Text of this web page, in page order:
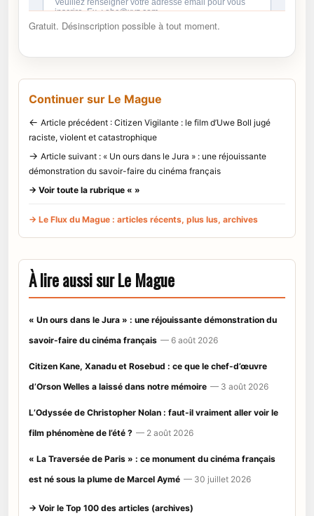
Gratuit. Désinscription possible à tout moment.
Continuer sur Le Mague
← Article précédent : Citizen Vigilante : le film d’Uwe Boll jugé
raciste, violent et catastrophique
→ Article suivant : « Un ours dans le Jura » : une réjouissante
démonstration du savoir-faire du cinéma français
→ Voir toute la rubrique « »
→ Le Flux du Mague : articles récents, plus lus, archives
À lire aussi sur Le Mague
« Un ours dans le Jura » : une réjouissante démonstration du
savoir-faire du cinéma français — 6 août 2026
Citizen Kane, Xanadu et Rosebud : ce que le chef-d’œuvre
d’Orson Welles a laissé dans notre mémoire — 3 août 2026
L’Odyssée de Christopher Nolan : faut-il vraiment aller voir le
film phénomène de l’été ? — 2 août 2026
« La Traversée de Paris » : ce monument du cinéma français
est né sous la plume de Marcel Aymé — 30 juillet 2026
→ Voir le Top 100 des articles (archives)